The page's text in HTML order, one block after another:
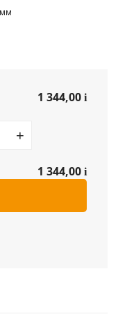
1 344,00 i
+
1 344,00 i